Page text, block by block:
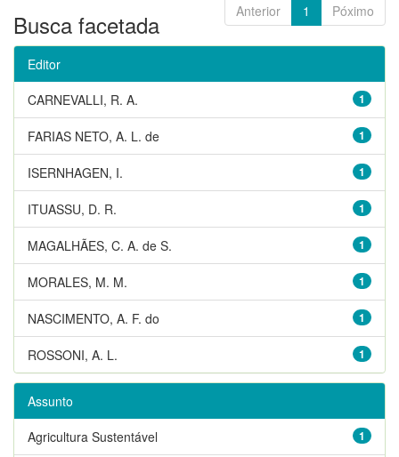
Anterior 1 Póximo
Busca facetada
Editor
1
CARNEVALLI, R. A.
1
FARIAS NETO, A. L. de
1
ISERNHAGEN, I.
1
ITUASSU, D. R.
1
MAGALHÃES, C. A. de S.
1
MORALES, M. M.
1
NASCIMENTO, A. F. do
1
ROSSONI, A. L.
Assunto
1
Agricultura Sustentável